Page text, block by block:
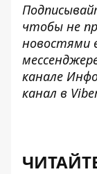
чтобы не
новостями
канале
канал в